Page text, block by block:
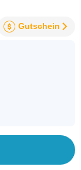
Gutschein